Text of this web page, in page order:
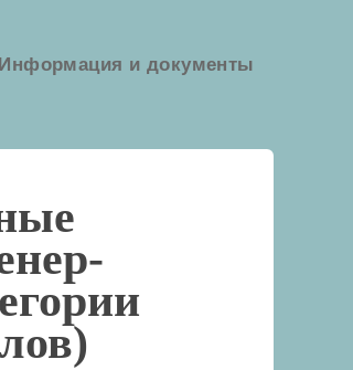
Информация и документы